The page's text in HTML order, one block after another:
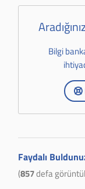
Bilgi
Faydalı
(857defa